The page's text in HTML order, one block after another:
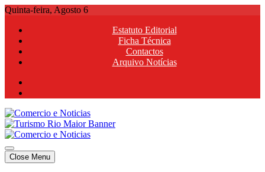
Skip
content
Quinta-feira, Agosto 6
Estatuto Editorial
Ficha Técnica
Contactos
Arquivo Notícias
Comercio e Noticias
Notícias e Publicidade Online
Comercio e Noticias
Notícias e Publicidade Online
Close Menu